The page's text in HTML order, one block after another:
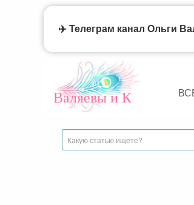
Валяевы и К
✈️ Телеграм канал Ольги